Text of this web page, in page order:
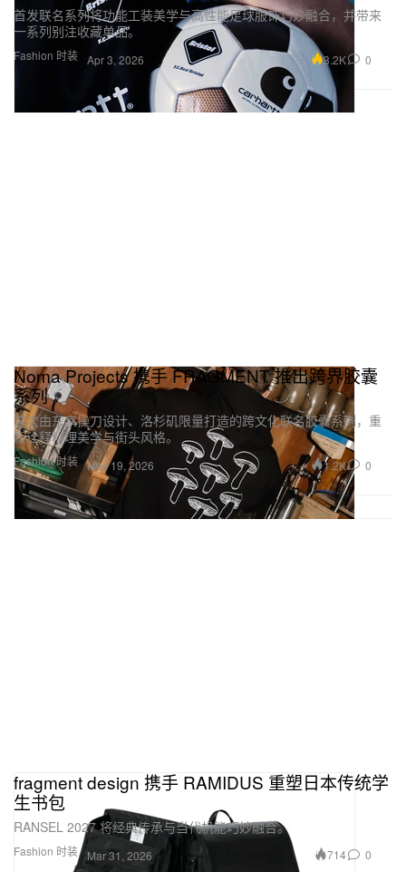
Fashion 时装
首发联名系列将功能工装美学与高性能足球服饰巧妙融合，并带来
一系列别注收藏单品。
Apr 3, 2026 3.2K 0
Fashion 时装
Noma Projects 携手 FRAGMENT 推出跨界胶囊
系列
这次由东京操刀设计、洛杉矶限量打造的跨文化联名胶囊系列，重
新诠释料理美学与街头风格。
May 19, 2026 1.2K 0
Fashion 时装
fragment design 携手 RAMIDUS 重塑日本传统学
生书包
RANSEL 2027 将经典传承与当代机能巧妙融合。
Mar 31, 2026 714 0